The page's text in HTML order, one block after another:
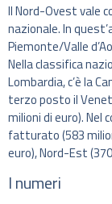
Il Nord-Ovest vale
nazionale. In
Piemonte/Valle
Nella classifica
Lombardia, c’è la
terzo posto il
milioni di euro). Nel
fatturato (583
euro), Nord-Est
I numeri